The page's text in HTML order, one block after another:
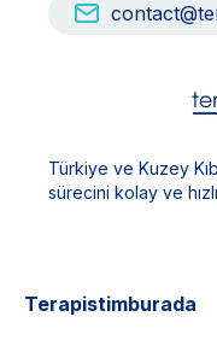
Türkiye ve Kuzey
sürecini kolay ve
Terapistimburada